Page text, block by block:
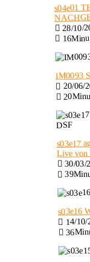
s04e01
28/10/
IM0093
20/06/
s03e17
Live von
30/03/
s03e16
14/10/